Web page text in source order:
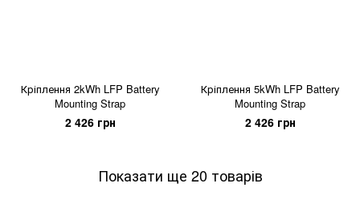
Кріплення 2kWh LFP Battery
Mounting Strap
2 426 грн
Кріплення 5kWh LFP Battery
Mounting Strap
2 426 грн
Показати ще 20 товарів